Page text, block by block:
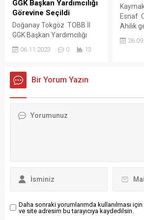
yükselme Playy Off maçı
olan...
Aile
verildi.
GGK Başkan Yardımcılığı
Görevine Seçildi
Doğanay Tokgöz TOBB İl
GGK Başkan Yardımcılığı
TSO koordinatörlüğünde
geçtiğimiz günler yapılan
seçimler neticesinde
görevine seçildi. Samsun
06.11.2023 0 13
Esnaf
Ahilik
Bir Yorum Yazın
Daha sonraki yorumlarımda kullanılması
ve site adresim bu tarayıcıya kaydedilsin.